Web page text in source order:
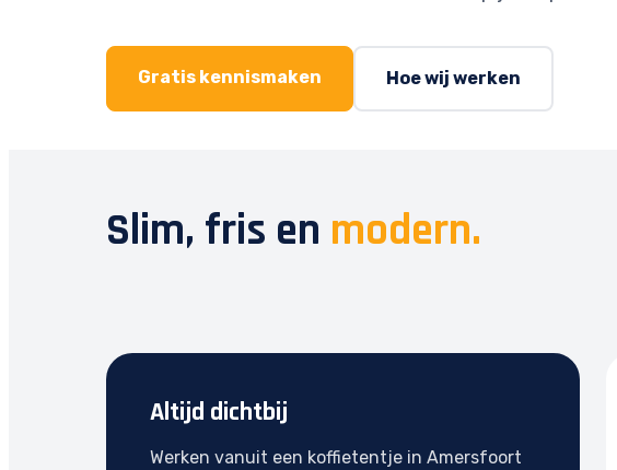
Gratis kennismaken Hoe wij werken
Slim, fris en modern.
Altijd dichtbij
Werken vanuit een koffietentje in Amersfoort